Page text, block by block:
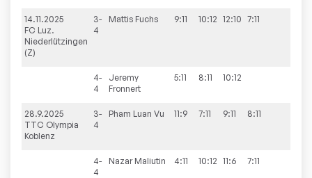
14.11.2025
FC Luz.
Niederlützingen
(Z)
3-
4
Mattis Fuchs 9:11 10:12 12:10 7:11
4-
4
Jeremy
Fronnert
5:11 8:11 10:12
28.9.2025
TTC Olympia
Koblenz
3-
4
Pham Luan Vu 11:9 7:11 9:11 8:11
4-
4
Nazar Maliutin 4:11 10:12 11:6 7:11